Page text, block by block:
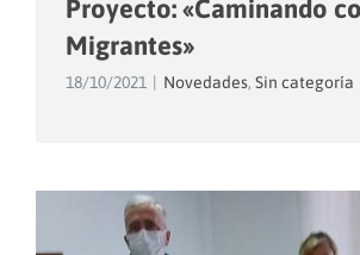
Proyecto: «Caminando
Migrantes»
18/10/2021 Novedades, Sin categoría